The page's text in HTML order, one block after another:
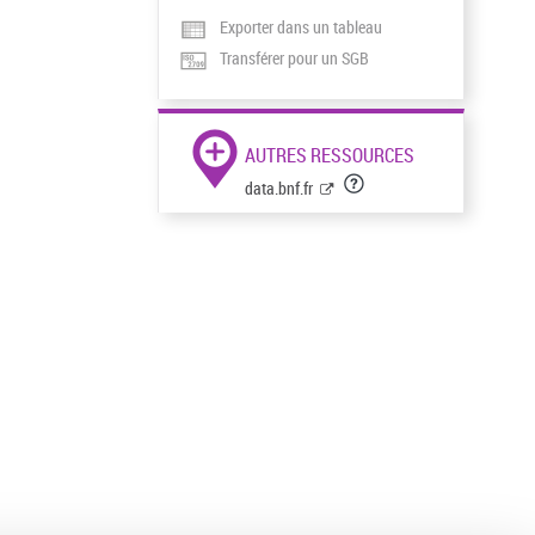
Exporter dans un tableau
Transférer pour un SGB
AUTRES RESSOURCES
data.bnf.fr